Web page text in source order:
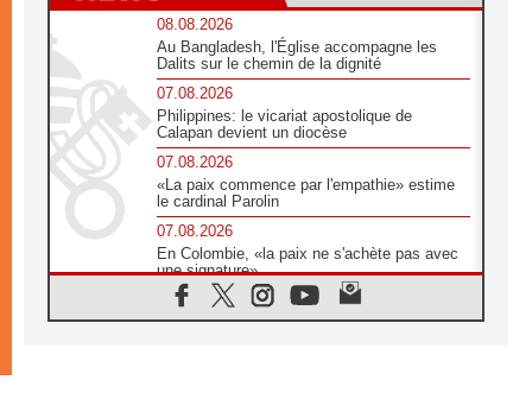
08.08.2026
Au Bangladesh, l'Église accompagne les
Dalits sur le chemin de la dignité
07.08.2026
Philippines: le vicariat apostolique de
Calapan devient un diocèse
07.08.2026
«La paix commence par l'empathie» estime
le cardinal Parolin
07.08.2026
En Colombie, «la paix ne s'achète pas avec
une signature»
07.08.2026
Le programme du voyage apostolique du